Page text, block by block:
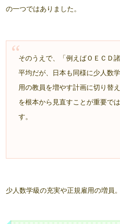
の一つではありました。
そのうえで、「例えばＯＥＣＤ
平均だが、日本も同様に少人数
用の教員を増やす計画に切り替
を根本から見直すことが重要で
す。
少人数学級の充実や正規雇用の増員